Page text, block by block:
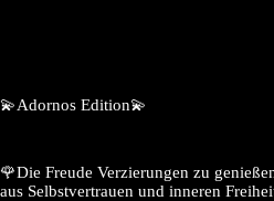
💫Adornos Edition💫
🌹Die Freude Verzierungen zu
aus Selbstvertrauen und inneren